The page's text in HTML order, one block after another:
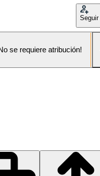
Seguir
se requiere atribución!